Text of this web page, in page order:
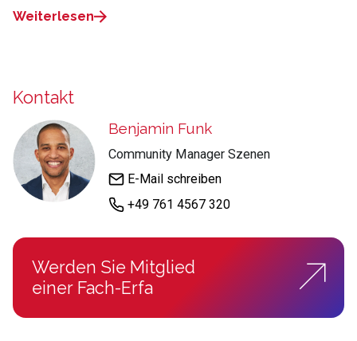
Weiterlesen
Kontakt
Benjamin Funk
Community Manager Szenen
E-Mail schreiben
+49 761 4567 320
Werden Sie Mitglied
einer Fach-Erfa